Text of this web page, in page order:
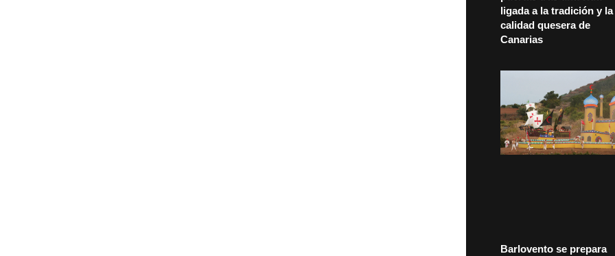
ligada a la tradición y la
calidad quesera de
Canarias
Barlovento se prepara